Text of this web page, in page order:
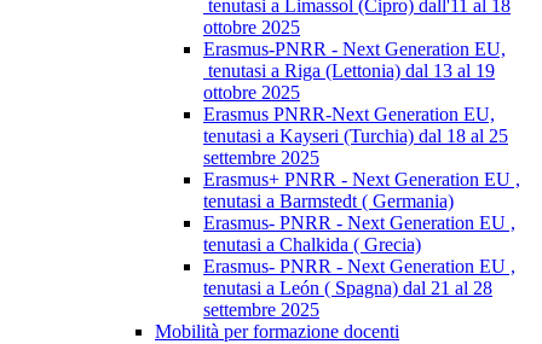
tenutasi a Limassol (Cipro) dall'11 al 18
ottobre 2025
Erasmus-PNRR - Next Generation EU,
tenutasi a Riga (Lettonia) dal 13 al 19
ottobre 2025
Erasmus PNRR-Next Generation EU,
tenutasi a Kayseri (Turchia) dal 18 al 25
settembre 2025
Erasmus+ PNRR - Next Generation EU ,
tenutasi a Barmstedt ( Germania)
Erasmus- PNRR - Next Generation EU ,
tenutasi a Chalkida ( Grecia)
Erasmus- PNRR - Next Generation EU ,
tenutasi a León ( Spagna) dal 21 al 28
settembre 2025
Mobilità per formazione docenti